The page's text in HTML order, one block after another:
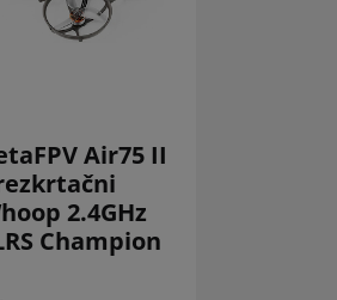
Air75 II
2.4GHz
Champion